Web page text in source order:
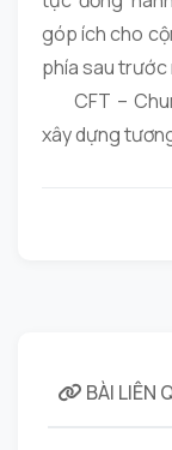
góp ích cho
phía sau trước
CFT –
xây dựng
BÀI LIÊN